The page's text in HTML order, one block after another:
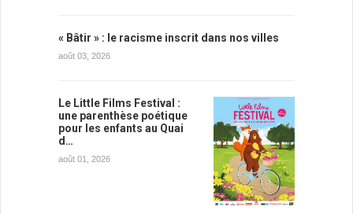
« Bâtir » : le racisme inscrit dans nos villes
août 03, 2026
Le Little Films Festival :
une parenthèse poétique
pour les enfants au Quai
d…
août 01, 2026